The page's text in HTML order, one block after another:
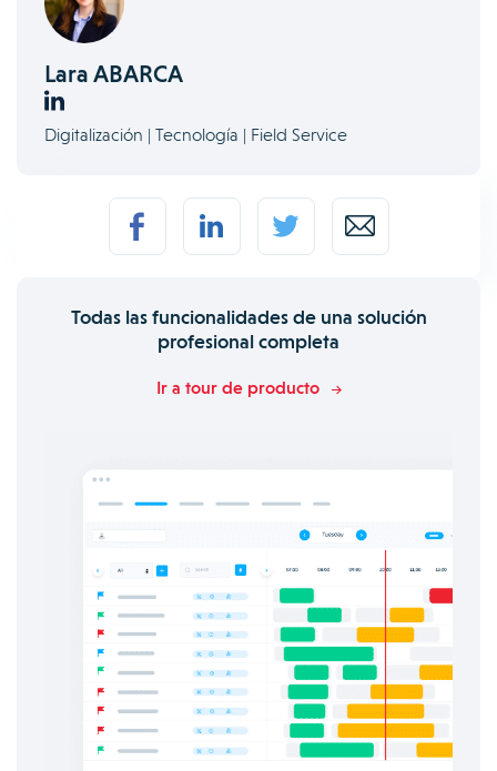
Lara ABARCA
Digitalización | Tecnología | Field Service
Todas las funcionalidades de una solución
profesional completa
Ir a tour de producto